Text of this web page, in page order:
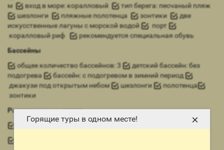
Горящие туры в одном месте! ×
м
вход в море: коралловый
тип берега: песчаный пляж
шезлонги
пляжные полотенца зонтики
две
искусственные лагуны с морской водой
порт
коралловый риф
рекомендуется специальная обувь
Бассейны
общее количество бассейнов: 3
детский бассейн: без
подогрева
бассейн: с подогревом в зимний период
джакузи под открытым небом
шезлонги
полотенца
зонтики
Развлечениеи спорт
аквааэробика